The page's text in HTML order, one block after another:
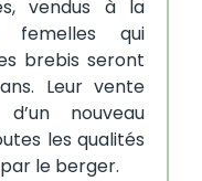
vendus à la
qui
brebis seront
Leur vente
nouveau
les qualités
le berger.